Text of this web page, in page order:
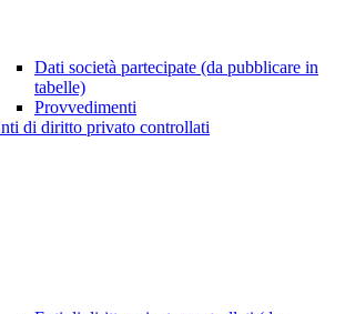
Dati società partecipate (da pubblicare in
tabelle)
Provvedimenti
di diritto privato controllati